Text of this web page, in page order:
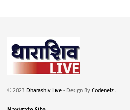
© 2023 Dharashiv Live- Design ByCodenetz.